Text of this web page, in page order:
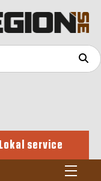
Lokal service